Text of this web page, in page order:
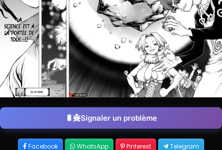
Signaler un problème
Facebook WhatsApp Pinterest Telegram